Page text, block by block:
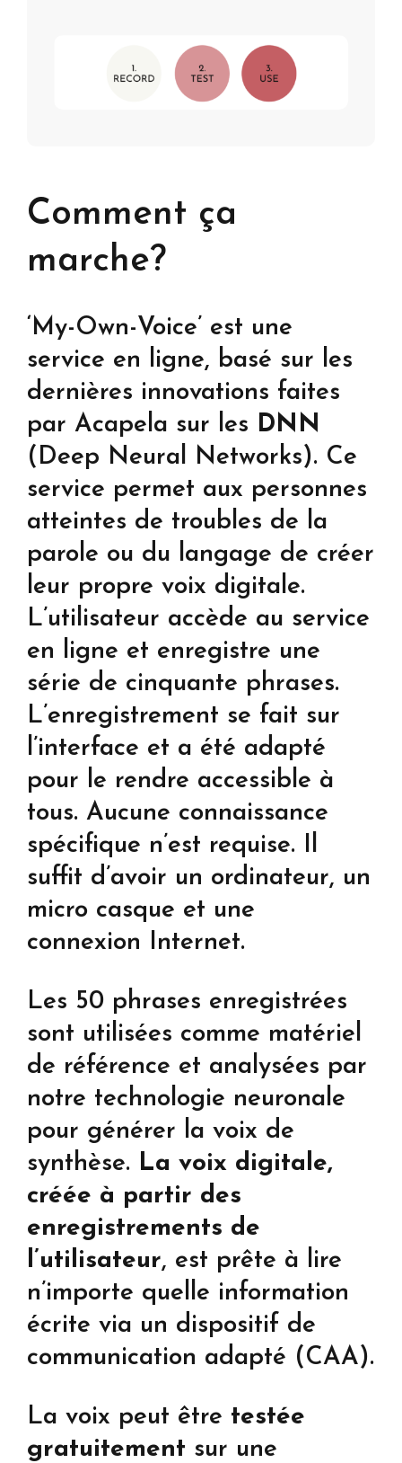
Comment ça
marche?
‘My-Own-Voice’ est une
service en ligne, basé sur les
dernières innovations faites
par Acapela sur les DNN
(Deep Neural Networks). Ce
service permet aux personnes
atteintes de troubles de la
parole ou du langage de créer
leur propre voix digitale.
L’utilisateur accède au service
en ligne et enregistre une
série de cinquante phrases.
L’enregistrement se fait sur
l’interface et a été adapté
pour le rendre accessible à
tous. Aucune connaissance
spécifique n’est requise. Il
suffit d’avoir un ordinateur, un
micro casque et une
connexion Internet.
Les 50 phrases enregistrées
sont utilisées comme matériel
de référence et analysées par
notre technologie neuronale
pour générer la voix de
synthèse. La voix digitale,
créée à partir des
enregistrements de
l’utilisateur, est prête à lire
n’importe quelle information
écrite via un dispositif de
communication adapté (CAA).
La voix peut être testée
gratuitement sur une